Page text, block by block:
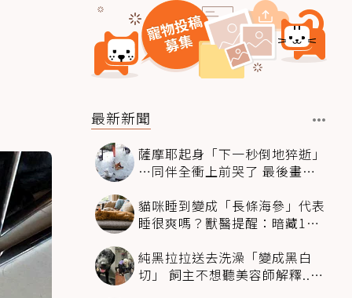
最新新聞
薩摩耶起身「下一秒倒地猝逝」
…同伴全衝上前哭了 最後畫面
貓咪睡到變成「長條海參」代表
睡很爽嗎？獸醫提醒：暗藏1種
純黑拉拉送去洗澡「變成黑白
切」 飼主不想聽美容師解釋..衝